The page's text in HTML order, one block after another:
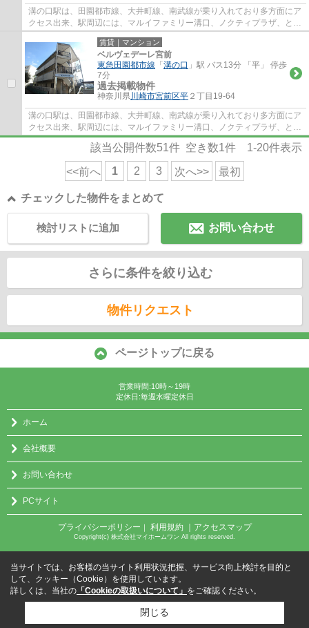
溝の口駅は、田園都市線、大井町線、南武線が乗り入れており多方面にア
クセス出来、駅周辺には、マルイファミリー溝口、ノクティプラザ、とい
ったデパートやレストラン街、イトーヨー...
賃貸｜マンション
ベルヴェデーレ宮前
東急田園都市線 「 溝の口 」駅 バス13分 「平」 停歩
7分
過去掲載物件
神奈川県川崎市宮前区平 ２丁目19-64
溝の口駅は、田園都市線、大井町線、南武線が乗り入れており多方面にア
クセス出来、駅周辺には、マルイファミリー溝口、ノクティプラザ、とい
ったデパートやレストラン街、イトーヨー...
該当公開件数51件 空き数1件 1-20件表示
<<前へ 1 2 3 次へ>> 最初
チェックした物件をまとめて
お問い合わせ
検討リストに追加
さらに条件を絞り込む
物件リクエスト
ページトップに戻る
営業時間:10時～19時
定休日:毎週水曜定休日
ホーム
会社概要
お問い合わせ
PCサイト
プライバシーポリシー ｜ 利用規約 ｜アクセスマップ
Copyright(c) 株式会社マイホームワン All rights reserved.
当サイトでは、お客様の当サイト利用状況把握、サービス向上検討を目的と
して、クッキー（Cookie）を使用しています。
詳しくは、当社の 「Cookieの取扱いについて」 をご確認ください。
閉じる